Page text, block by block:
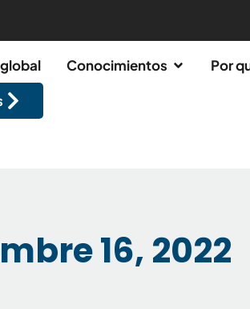
Conocimientos
Por
16, 2022